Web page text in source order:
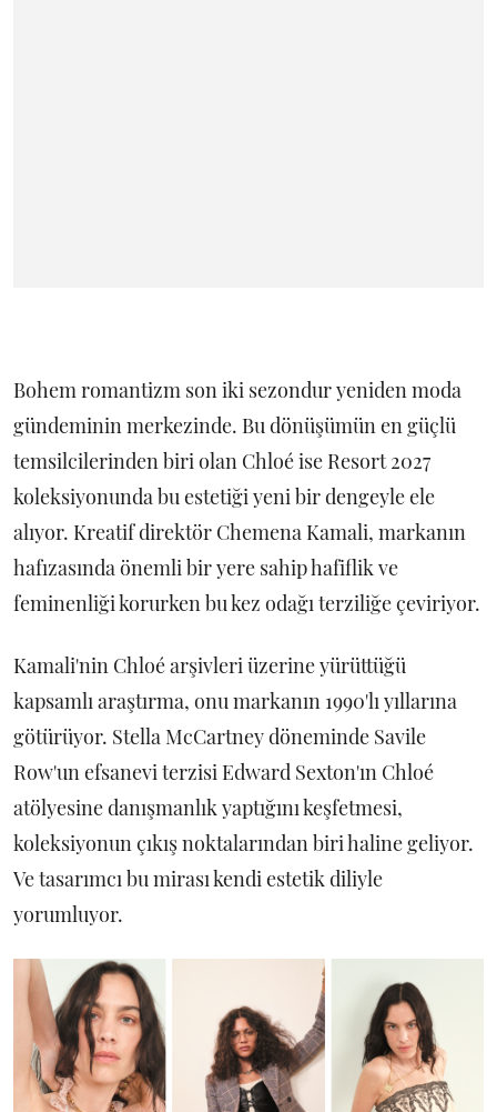
Bohem romantizm son iki sezondur yeniden moda
gündeminin merkezinde. Bu dönüşümün en güçlü
temsilcilerinden biri olan Chloé ise Resort 2027
koleksiyonunda bu estetiği yeni bir dengeyle ele
alıyor. Kreatif direktör Chemena Kamali, markanın
hafızasında önemli bir yere sahip hafiflik ve
feminenliği korurken bu kez odağı terziliğe çeviriyor.
Kamali'nin Chloé arşivleri üzerine yürüttüğü
kapsamlı araştırma, onu markanın 1990'lı yıllarına
götürüyor. Stella McCartney döneminde Savile
Row'un efsanevi terzisi Edward Sexton'ın Chloé
atölyesine danışmanlık yaptığını keşfetmesi,
koleksiyonun çıkış noktalarından biri haline geliyor.
Ve tasarımcı bu mirası kendi estetik diliyle
yorumluyor.